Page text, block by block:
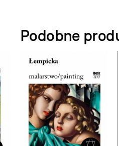
Podobne